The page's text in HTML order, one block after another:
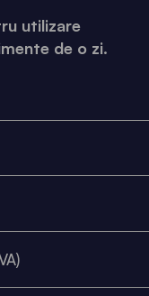
utilizare
de o zi.